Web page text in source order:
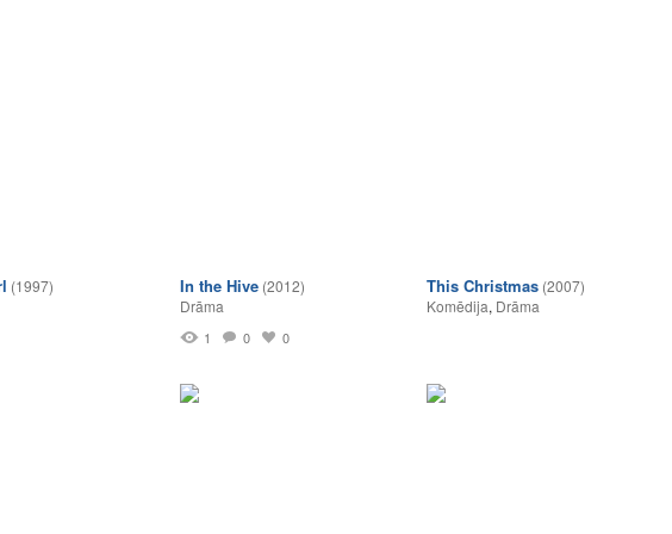
(1997) In the Hive (2012)
Drāma
1 0 0
This Christmas (2007)
Komēdija, Drāma